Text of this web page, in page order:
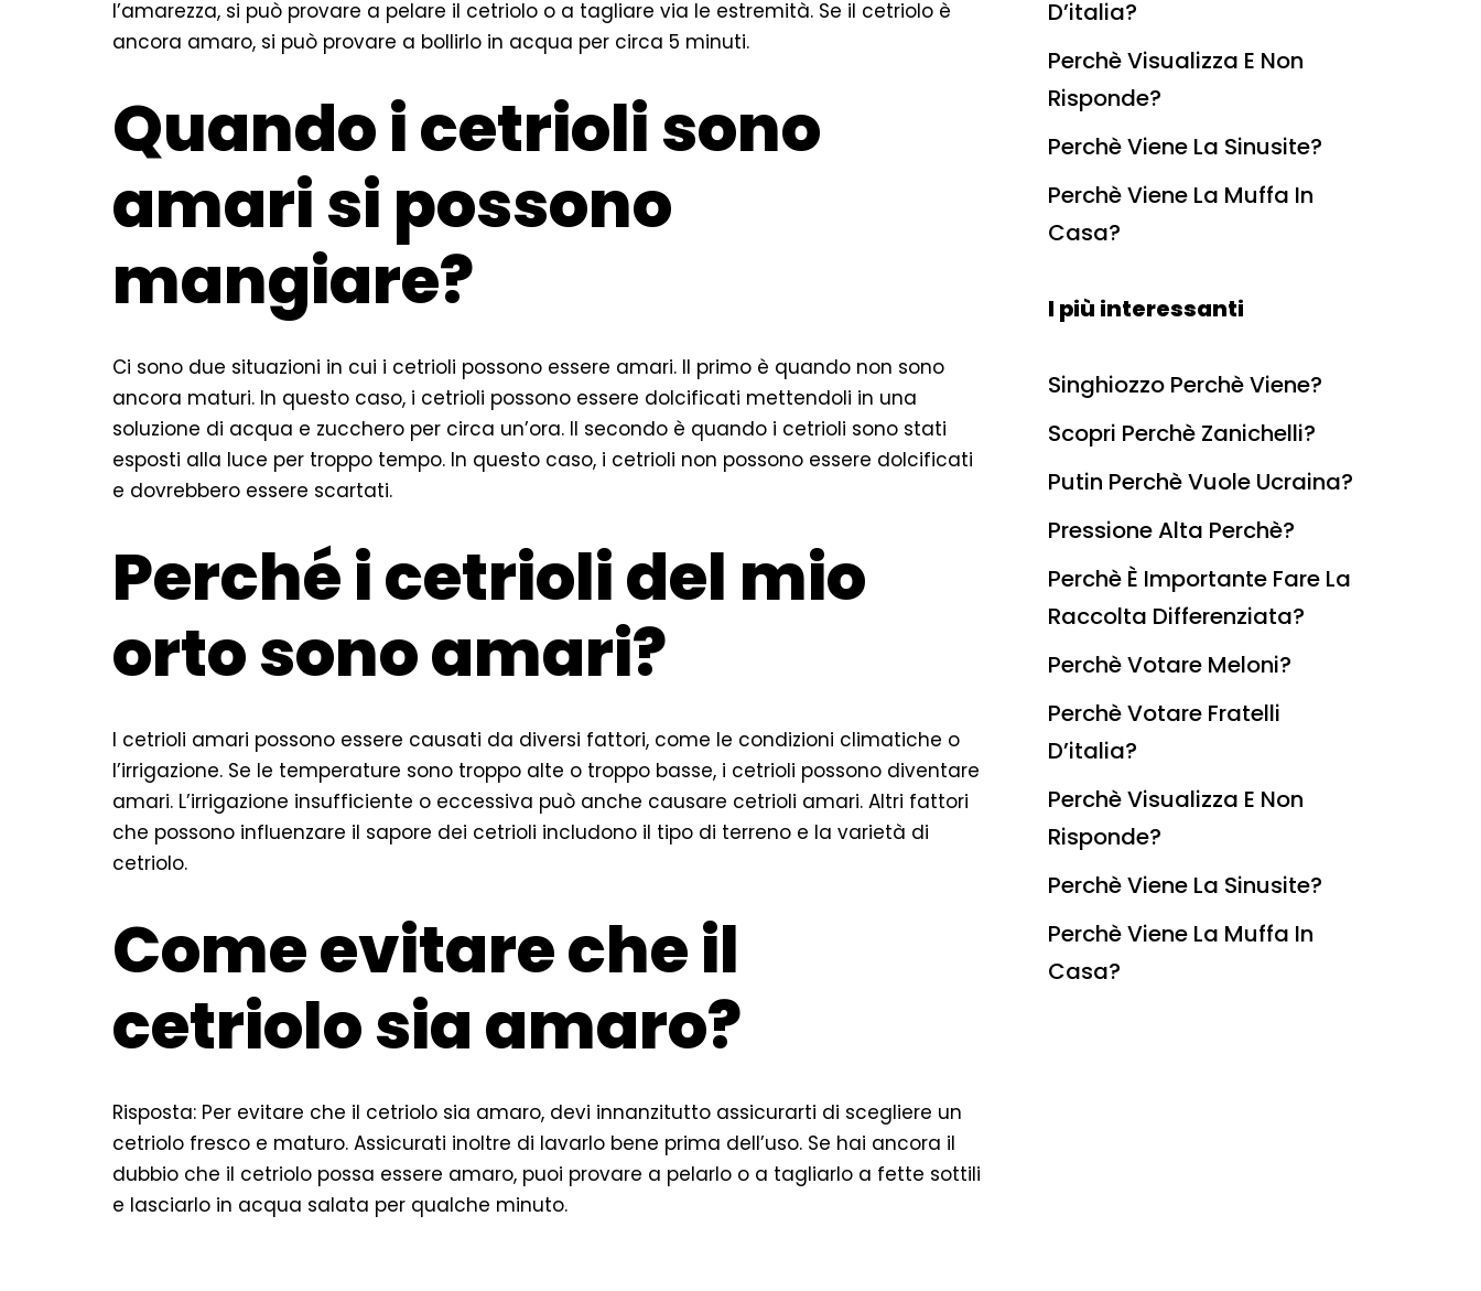
l’amarezza, si può provare a pelare il cetriolo o a tagliare via le estremità. Se il cetriolo è
ancora amaro, si può provare a bollirlo in acqua per circa 5 minuti.
Quando i cetrioli sono
amari si possono
mangiare?
Ci sono due situazioni in cui i cetrioli possono essere amari. Il primo è quando non sono
ancora maturi. In questo caso, i cetrioli possono essere dolcificati mettendoli in una
soluzione di acqua e zucchero per circa un’ora. Il secondo è quando i cetrioli sono stati
esposti alla luce per troppo tempo. In questo caso, i cetrioli non possono essere dolcificati
e dovrebbero essere scartati.
Perché i cetrioli del mio
orto sono amari?
I cetrioli amari possono essere causati da diversi fattori, come le condizioni climatiche o
l’irrigazione. Se le temperature sono troppo alte o troppo basse, i cetrioli possono diventare
amari. L’irrigazione insufficiente o eccessiva può anche causare cetrioli amari. Altri fattori
che possono influenzare il sapore dei cetrioli includono il tipo di terreno e la varietà di
cetriolo.
Come evitare che il
cetriolo sia amaro?
Risposta: Per evitare che il cetriolo sia amaro, devi innanzitutto assicurarti di scegliere un
cetriolo fresco e maturo. Assicurati inoltre di lavarlo bene prima dell’uso. Se hai ancora il
dubbio che il cetriolo possa essere amaro, puoi provare a pelarlo o a tagliarlo a fette sottili
e lasciarlo in acqua salata per qualche minuto.
D’italia?
Perchè Visualizza E Non
Risponde?
Perchè Viene La Sinusite?
Perchè Viene La Muffa In
Casa?
I più interessanti
Singhiozzo Perchè Viene?
Scopri Perchè Zanichelli?
Putin Perchè Vuole Ucraina?
Pressione Alta Perchè?
Perchè È Importante Fare La
Raccolta Differenziata?
Perchè Votare Meloni?
Perchè Votare Fratelli
D’italia?
Perchè Visualizza E Non
Risponde?
Perchè Viene La Sinusite?
Perchè Viene La Muffa In
Casa?